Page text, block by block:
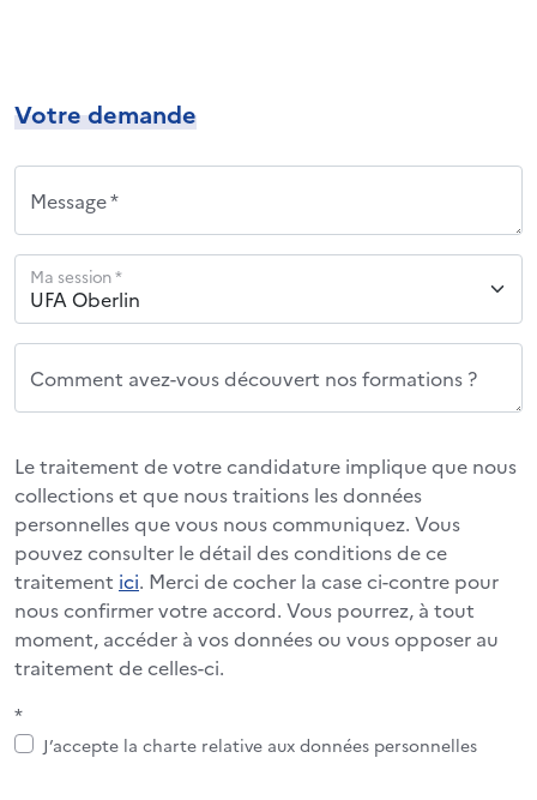
Votre demande
Message *
Ma session *
Comment avez-vous découvert nos formations ?
Le traitement de votre candidature implique que nous
collections et que nous traitions les données
personnelles que vous nous communiquez. Vous
pouvez consulter le détail des conditions de ce
traitement ici. Merci de cocher la case ci-contre pour
nous confirmer votre accord. Vous pourrez, à tout
moment, accéder à vos données ou vous opposer au
traitement de celles-ci.
*
J’accepte la charte relative aux données personnelles